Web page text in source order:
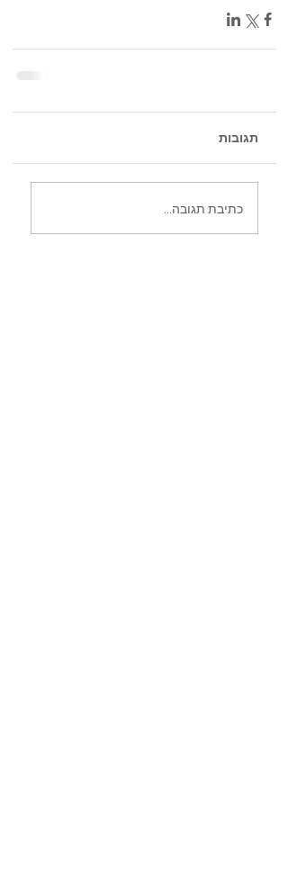
תגובות
כתיבת תגובה...